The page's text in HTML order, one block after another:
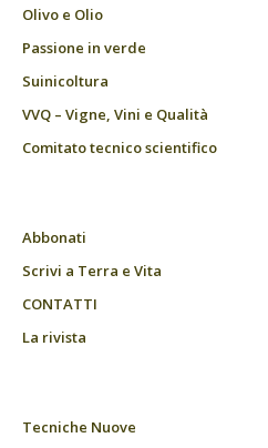
Olivo e Olio
Passione in verde
Suinicoltura
VVQ – Vigne, Vini e Qualità
Comitato tecnico scientifico
Abbonati
Scrivi a Terra e Vita
CONTATTI
La rivista
Tecniche Nuove